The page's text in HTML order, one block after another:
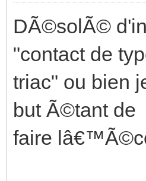
DÃ©solÃ©
"contact de
triac" ou bien
but Ã©tant de
faire